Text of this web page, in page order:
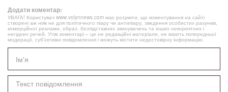
Додати коментар:
УВАГА! Користувач www.volynnews.com має розуміти, що коментування на сайті
створені аж ніяк не для політичного піару чи антипіару, зведення особистих рахунків,
комерційної реклами, образ, безпідставних звинувачень та інших некоректних і
негідних речей. Утім коментарі – це не редакційні матеріали, не мають попередньої
модерації, суб’єктивні повідомлення і можуть містити недостовірну інформацію.